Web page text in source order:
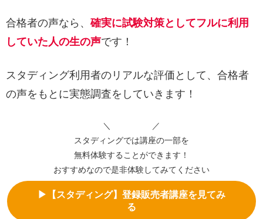
合格者の声なら、確実に試験対策としてフルに利用
していた人の生の声です！
スタディング利用者のリアルな評価として、合格者
の声をもとに実態調査をしていきます！
＼ ／
スタディングでは講座の一部を
無料体験することができます！
おすすめなので是非体験してみてください
▶【スタディング】登録販売者講座を見てみ
る